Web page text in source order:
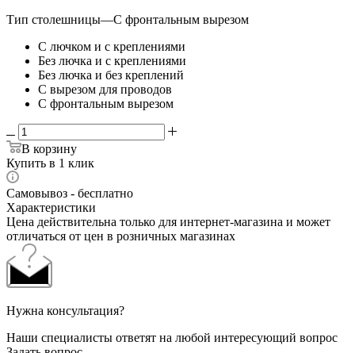
Тип столешницы—С фронтальным вырезом
С лючком и с креплениями
Без лючка и с креплениями
Без лючка и без креплений
С вырезом для проводов
С фронтальным вырезом
В корзину
Купить в 1 клик
Самовывоз - бесплатно
Характеристики
Цена действительна только для интернет-магазина и может
отличаться от цен в розничных магазинах
Нужна консультация?
Наши специалисты ответят на любой интересующий вопрос